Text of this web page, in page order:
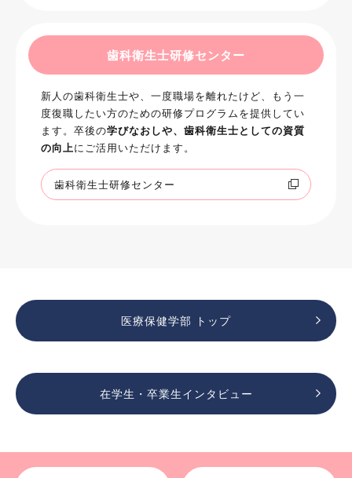
歯科衛生士研修センター
新人の歯科衛生士や、一度職場を離れたけど、もう一
度復職したい方のための研修プログラムを提供してい
ます。卒後の学びなおしや、歯科衛生士としての資質
の向上にご活用いただけます。
歯科衛生士研修センター
医療保健学部 トップ
在学生・卒業生インタビュー